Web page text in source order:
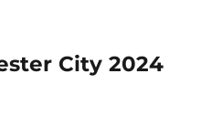
City 2024